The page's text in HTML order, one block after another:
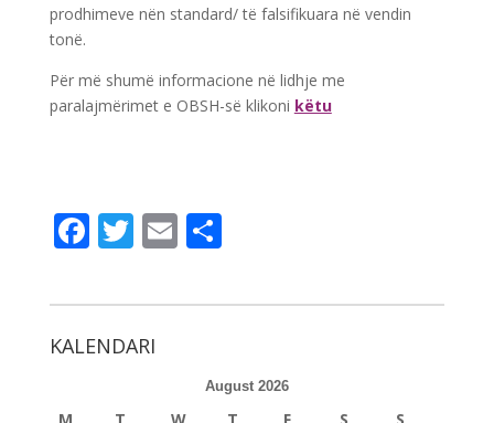
prodhimeve nën standard/ të falsifikuara në vendin
tonë.
Për më shumë informacione në lidhje me
paralajmërimet e OBSH-së klikoni këtu
F
e
b
T
itt
er
E
ai
S
ar
KALENDARI
August 2026